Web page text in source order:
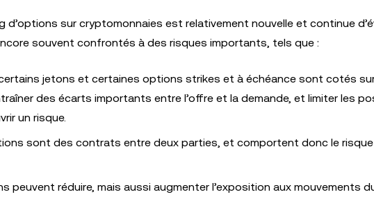
d’options sur cryptomonnaies est relativement nouvelle et continue
souvent confrontés à des risques importants, tels que :
jetons et certaines options strikes et à échéance sont cotés
des écarts importants entre l’offre et la demande, et limiter les
un risque.
sont des contrats entre deux parties, et comportent donc le risque
peuvent réduire, mais aussi augmenter l’exposition aux mouvements